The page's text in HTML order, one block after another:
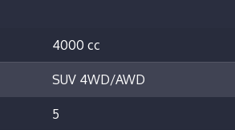
4000 cc
SUV 4WD/AWD
5